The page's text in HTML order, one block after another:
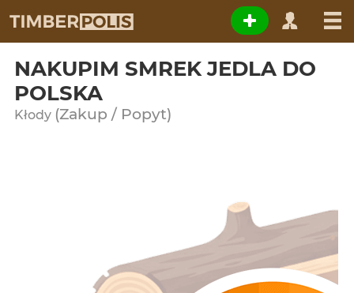
NAKUPIM SMREK JEDLA DO
POLSKA
Kłody (Zakup / Popyt)